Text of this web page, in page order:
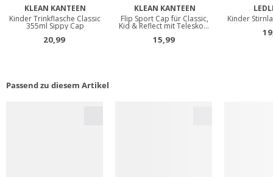
Passend zu diesem Artikel